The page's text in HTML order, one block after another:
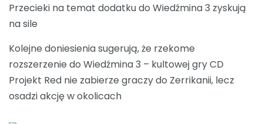
Przecieki na temat dodatku do Wiedźmina 3 zyskują
na sile
Kolejne doniesienia sugerują, że rzekome
rozszerzenie do Wiedźmina 3 – kultowej gry CD
Projekt Red nie zabierze graczy do Zerrikanii, lecz
osadzi akcję w okolicach